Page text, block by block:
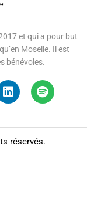
et qui a pour but
Moselle. Il est
bénévoles.
réservés.